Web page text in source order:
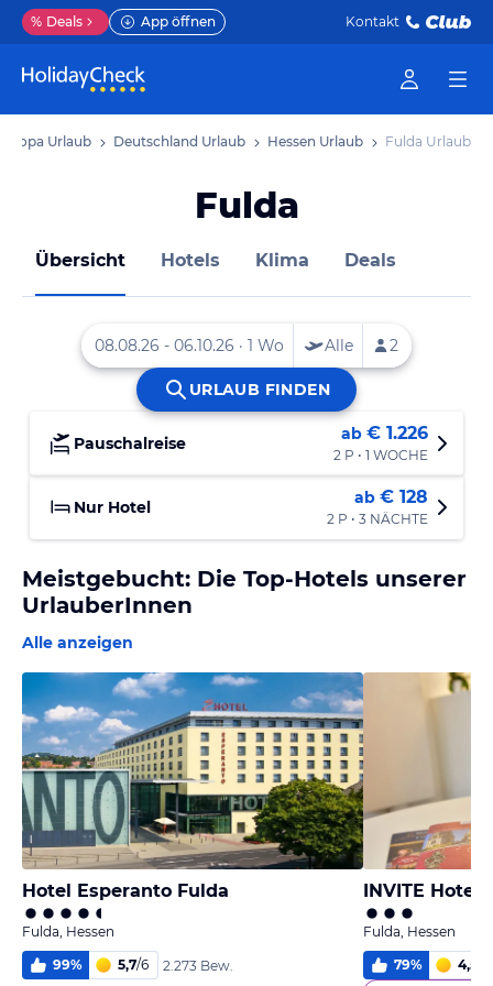
% Deals App öffnen Kontakt
Urlaub Deutschland Urlaub Hessen Urlaub Fulda Urlaub
Fulda
Übersicht Hotels Klima Deals
Pauschalreise ab € 1.226
2 P • 1 WOCHE
Nur Hotel ab € 128
2 P • 3 NÄCHTE
Meistgebucht: Die Top-Hotels unserer
UrlauberInnen
Alle anzeigen
Hotel Esperanto Fulda
Fulda, Hessen
99% 5,7/6 2.273 Bew.
INVITE Hotel
Fulda, Hessen
79% 4,5